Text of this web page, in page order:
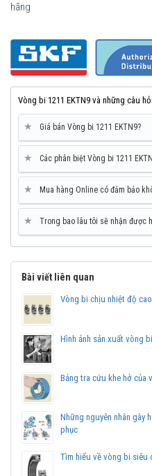
Mua vòng bi SKF 1211 EKTN9
sản phẩm chính hãng.
Mua vòng bi bạc đạn
đâu uy tín?
Vòng bi Ngọc Anh là đại
Chuyên phân phối các
tranh, Giao hàng toàn
Liên hệ với
bi SKF 1211 EKTN9
hãng
Vòng bi 1211 EKTN9 và những câu
★ Giá bán Vòng bi 1211 EKTN9?
★ Các phân biệt Vòng bi 1211
★ Mua hàng Online có đảm bảo
★ Trong bao lâu tôi sẽ nhận được
Bài viết liên quan
Vòng bi chịu nhiệt độ
Hình ảnh sản xuất vòng
Bảng tra cứu khe hở của
Những nguyên nhân gây
phục
Tìm hiểu về vòng bi siêu